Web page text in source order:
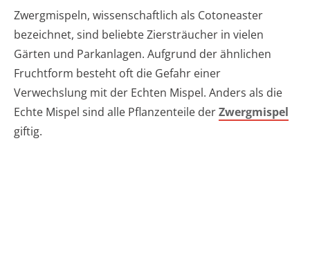
Zwergmispeln, wissenschaftlich als Cotoneaster
bezeichnet, sind beliebte Ziersträucher in vielen
Gärten und Parkanlagen. Aufgrund der ähnlichen
Fruchtform besteht oft die Gefahr einer
Verwechslung mit der Echten Mispel. Anders als die
Echte Mispel sind alle Pflanzenteile derZwergmispel
giftig.